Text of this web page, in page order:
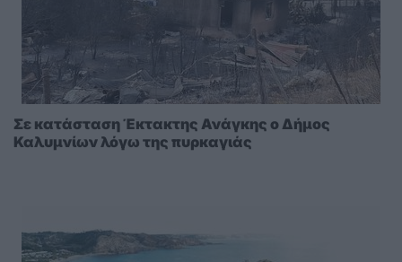
Σε κατάσταση Έκτακτης Ανάγκης ο Δήμος
Καλυμνίων λόγω της πυρκαγιάς